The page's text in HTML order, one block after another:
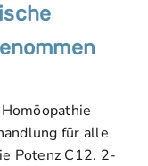
für alle
Potenz C12. 2-